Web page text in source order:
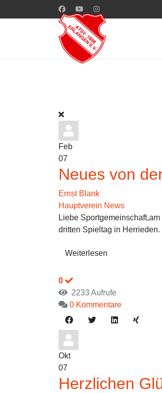
Feb
07
Neues von
Ernst Blank
Hauptverein News
Liebe
dritten Spieltag in
Weiterlesen
0
2233 Aufrufe
0 Kommentare
Okt
07
Herzlichen